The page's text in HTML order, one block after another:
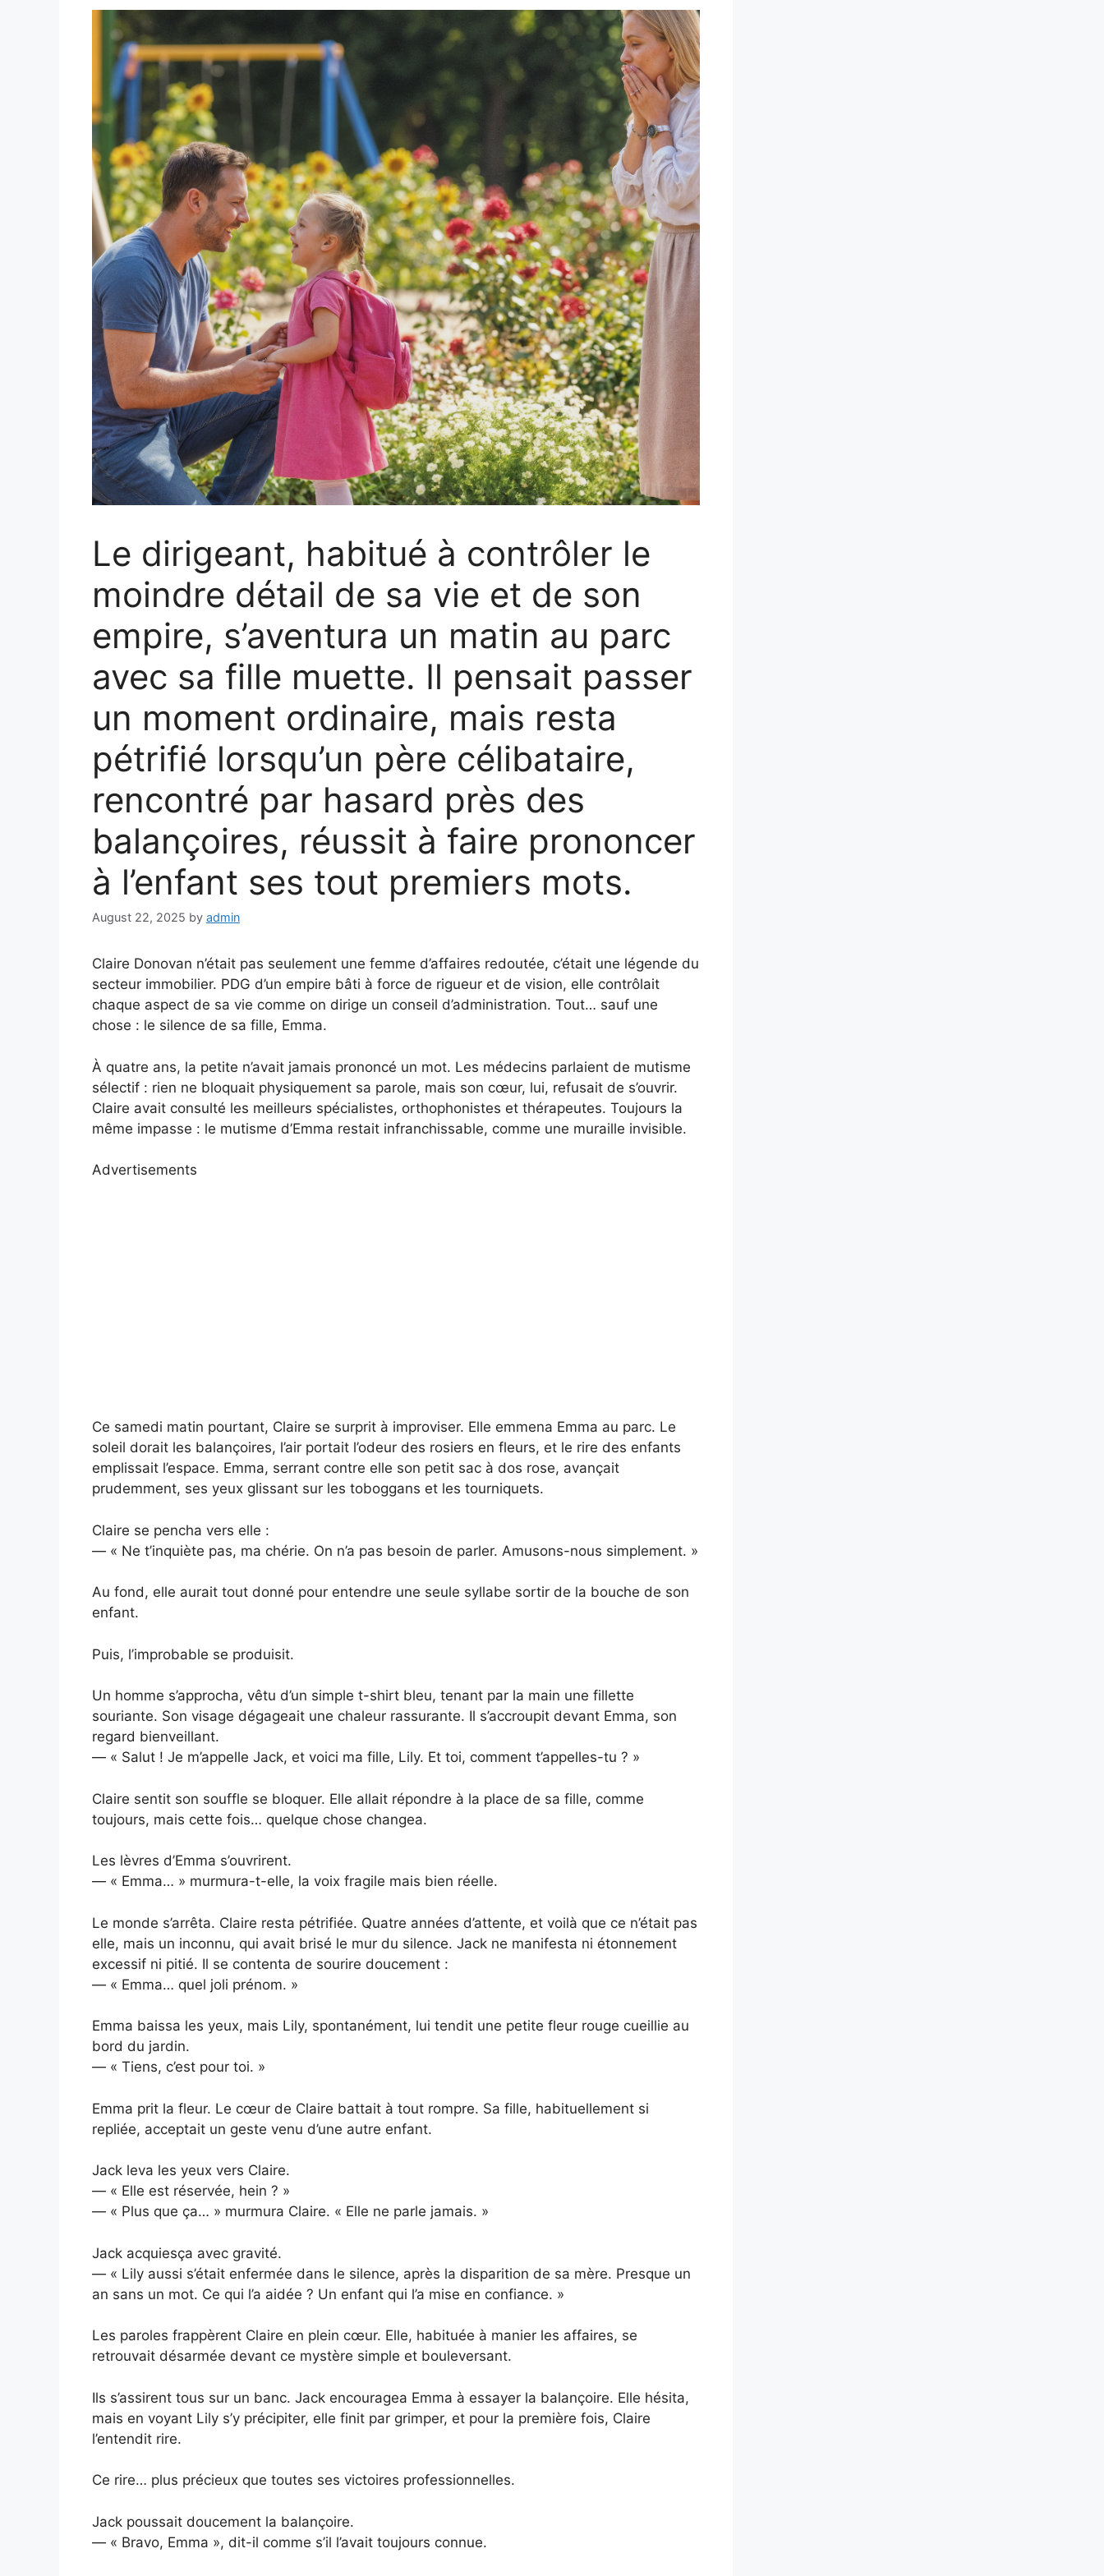
Le dirigeant, habitué à contrôler le
moindre détail de sa vie et de son
empire, s’aventura un matin au parc
avec sa fille muette. Il pensait passer
un moment ordinaire, mais resta
pétrifié lorsqu’un père célibataire,
rencontré par hasard près des
balançoires, réussit à faire prononcer
à l’enfant ses tout premiers mots.
August 22, 2025 by admin
Claire Donovan n’était pas seulement une femme d’affaires redoutée, c’était une légende du
secteur immobilier. PDG d’un empire bâti à force de rigueur et de vision, elle contrôlait
chaque aspect de sa vie comme on dirige un conseil d’administration. Tout… sauf une
chose : le silence de sa fille, Emma.
À quatre ans, la petite n’avait jamais prononcé un mot. Les médecins parlaient de mutisme
sélectif : rien ne bloquait physiquement sa parole, mais son cœur, lui, refusait de s’ouvrir.
Claire avait consulté les meilleurs spécialistes, orthophonistes et thérapeutes. Toujours la
même impasse : le mutisme d’Emma restait infranchissable, comme une muraille invisible.
Advertisements
Ce samedi matin pourtant, Claire se surprit à improviser. Elle emmena Emma au parc. Le
soleil dorait les balançoires, l’air portait l’odeur des rosiers en fleurs, et le rire des enfants
emplissait l’espace. Emma, serrant contre elle son petit sac à dos rose, avançait
prudemment, ses yeux glissant sur les toboggans et les tourniquets.
Claire se pencha vers elle :
— « Ne t’inquiète pas, ma chérie. On n’a pas besoin de parler. Amusons-nous simplement. »
Au fond, elle aurait tout donné pour entendre une seule syllabe sortir de la bouche de son
enfant.
Puis, l’improbable se produisit.
Un homme s’approcha, vêtu d’un simple t-shirt bleu, tenant par la main une fillette
souriante. Son visage dégageait une chaleur rassurante. Il s’accroupit devant Emma, son
regard bienveillant.
— « Salut ! Je m’appelle Jack, et voici ma fille, Lily. Et toi, comment t’appelles-tu ? »
Claire sentit son souffle se bloquer. Elle allait répondre à la place de sa fille, comme
toujours, mais cette fois… quelque chose changea.
Les lèvres d’Emma s’ouvrirent.
— « Emma… » murmura-t-elle, la voix fragile mais bien réelle.
Le monde s’arrêta. Claire resta pétrifiée. Quatre années d’attente, et voilà que ce n’était pas
elle, mais un inconnu, qui avait brisé le mur du silence. Jack ne manifesta ni étonnement
excessif ni pitié. Il se contenta de sourire doucement :
— « Emma… quel joli prénom. »
Emma baissa les yeux, mais Lily, spontanément, lui tendit une petite fleur rouge cueillie au
bord du jardin.
— « Tiens, c’est pour toi. »
Emma prit la fleur. Le cœur de Claire battait à tout rompre. Sa fille, habituellement si
repliée, acceptait un geste venu d’une autre enfant.
Jack leva les yeux vers Claire.
— « Elle est réservée, hein ? »
— « Plus que ça… » murmura Claire. « Elle ne parle jamais. »
Jack acquiesça avec gravité.
— « Lily aussi s’était enfermée dans le silence, après la disparition de sa mère. Presque un
an sans un mot. Ce qui l’a aidée ? Un enfant qui l’a mise en confiance. »
Les paroles frappèrent Claire en plein cœur. Elle, habituée à manier les affaires, se
retrouvait désarmée devant ce mystère simple et bouleversant.
Ils s’assirent tous sur un banc. Jack encouragea Emma à essayer la balançoire. Elle hésita,
mais en voyant Lily s’y précipiter, elle finit par grimper, et pour la première fois, Claire
l’entendit rire.
Ce rire… plus précieux que toutes ses victoires professionnelles.
Jack poussait doucement la balançoire.
— « Bravo, Emma », dit-il comme s’il l’avait toujours connue.